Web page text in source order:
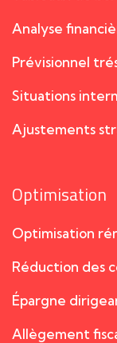
Analyse
Prévisionnel
Situations
Ajustements
Optimisation
Optimisation
Réduction des
Épargne
Allègement